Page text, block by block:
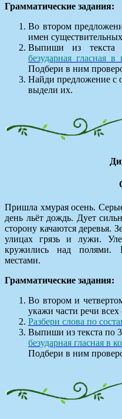
Грамматические задания:
Во втором
имен
Выпиши из текста
безударная гласная в
Подбери в ним
Найди предложение
выдели их.
Пришла хмурая осень.
день льёт дождь. Дует
сторону качаются деревья.
улицах грязь и лужи.
кружились над
местами.
Грамматические задания:
Во втором и
укажи части речи всех
Разбери слова по
Выпиши из текста по
безударная гласная в
Подбери в ним